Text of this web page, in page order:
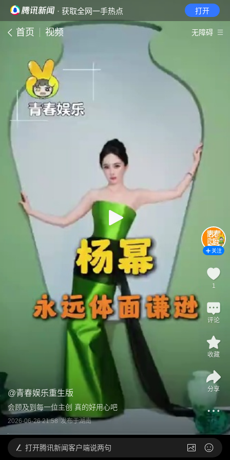
· 获取全网一手热点 打开
首页 视频 无障碍
@青春娱乐重生版
会顾及到每一位主创 真的好用心吧
2026-06-26 21:58 发布于湖南
关注
1
评论
收藏
分享
打开腾讯新闻客户端说两句